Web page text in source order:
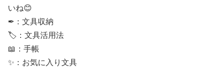
いね😊
✒：文具収納
🏷：文具活用法
📖：手帳
✨：お気に入り文具